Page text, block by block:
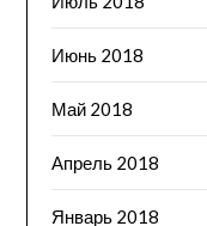
Июнь 2018
Май 2018
Апрель 2018
Январь 2018